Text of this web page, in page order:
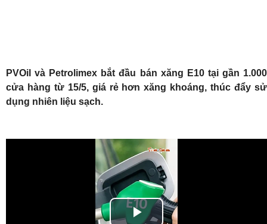
PVOil và Petrolimex bắt đầu bán xăng E10 tại gần 1.000
cửa hàng từ 15/5, giá rẻ hơn xăng khoáng, thúc đẩy sử
dụng nhiên liệu sạch.